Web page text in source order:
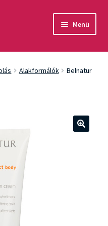
Menü
Alakformálók
Belnatur